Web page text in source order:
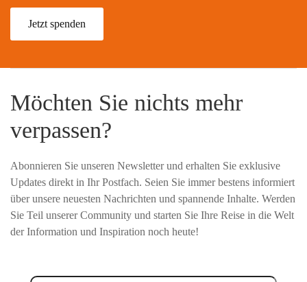
Jetzt spenden
Möchten Sie nichts mehr
verpassen?
Abonnieren Sie unseren Newsletter und erhalten Sie exklusive
Updates direkt in Ihr Postfach. Seien Sie immer bestens informiert
über unsere neuesten Nachrichten und spannende Inhalte. Werden
Sie Teil unserer Community und starten Sie Ihre Reise in die Welt
der Information und Inspiration noch heute!